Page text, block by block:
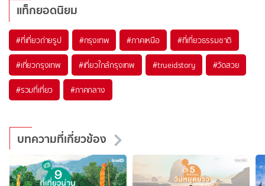
แท็กยอดนิยม
#ที่เที่ยวถ่ายรูป #กรุงเทพ #ภาคเหนือ #ที่เที่ยวธรรมชาติ
#เที่ยวกรุงเทพ #เที่ยวใกล้กรุงเทพ #trueidstory #วัดสวย
#รวมที่เที่ยว #ภาคกลาง
บทความที่เกี่ยวข้อง